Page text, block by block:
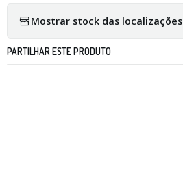
Mostrar stock das localizações
PARTILHAR ESTE PRODUTO